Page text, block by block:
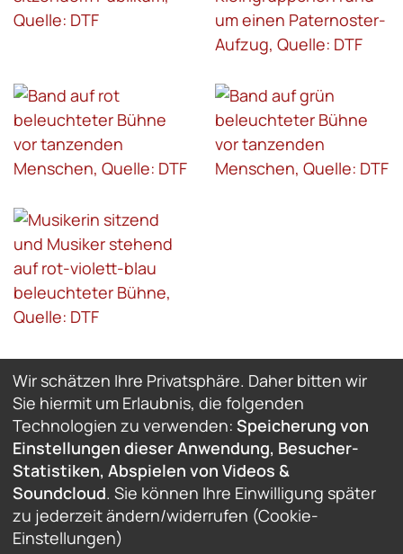
Wir schätzen Ihre Privatsphäre. Daher bitten wir
Sie hiermit um Erlaubnis, die folgenden
Technologien zu verwenden: Speicherung von
Einstellungen dieser Anwendung, Besucher-
Statistiken, Abspielen von Videos &
Soundcloud. Sie können Ihre Einwilligung später
zu jederzeit ändern/widerrufen (Cookie-
Einstellungen)